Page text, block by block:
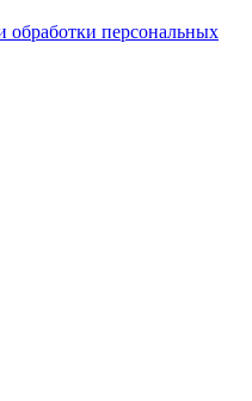
обработки персональных